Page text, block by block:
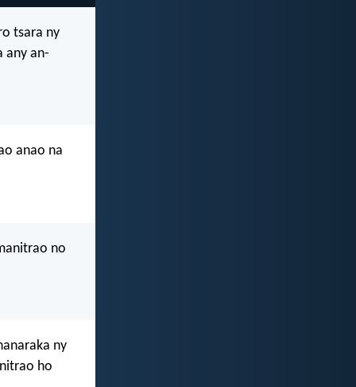
tsara ny
any an-
anao na
no
ny
ho